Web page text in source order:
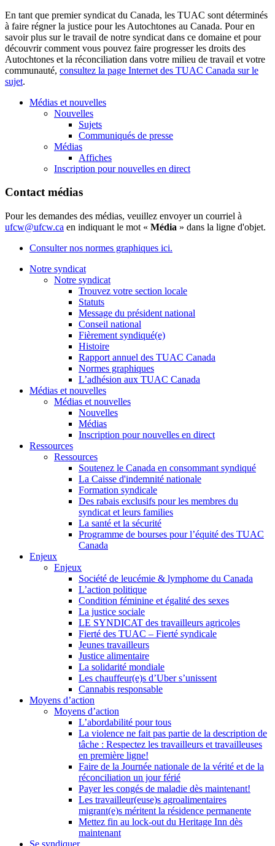
En tant que premier syndicat du Canada, les TUAC sont déterminés
à faire régner la justice pour les Autochtones au Canada. Pour en
savoir plus sur le travail de notre syndicat dans ce domaine et pour
découvrir comment vous pouvez faire progresser les droits des
Autochtones et la réconciliation dans votre milieu de travail et votre
communauté, consultez la page Internet des TUAC Canada sur le
sujet.
Médias et nouvelles
Nouvelles
Sujets
Communiqués de presse
Médias
Affiches
Inscription pour nouvelles en direct
Contact médias
Pour les demandes des médias, veuillez envoyer un courriel à
ufcw@ufcw.ca en indiquant le mot « Média » dans la ligne d'objet.
Consulter nos normes graphiques ici.
Notre syndicat
Notre syndicat
Trouvez votre section locale
Statuts
Message du président national
Conseil national
Fièrement syndiqué(e)
Histoire
Rapport annuel des TUAC Canada
Normes graphiques
L’adhésion aux TUAC Canada
Médias et nouvelles
Médias et nouvelles
Nouvelles
Médias
Inscription pour nouvelles en direct
Ressources
Ressources
Soutenez le Canada en consommant syndiqué
La Caisse d'indemnité nationale
Formation syndicale
Des rabais exclusifs pour les membres du
syndicat et leurs families
La santé et la sécurité
Programme de bourses pour l’équité des TUAC
Canada
Enjeux
Enjeux
Société de leucémie & lymphome du Canada
L’action politique
Condition féminine et égalité des sexes
La justice sociale
LE SYNDICAT des travailleurs agricoles
Fierté des TUAC – Fierté syndicale
Jeunes travailleurs
Justice alimentaire
La solidarité mondiale
Les chauffeur(e)s d’Uber s’unissent
Cannabis responsable
Moyens d’action
Moyens d’action
L’abordabilité pour tous
La violence ne fait pas partie de la description de
tâche : Respectez les travailleurs et travailleuses
en première ligne!
Faire de la Journée nationale de la vérité et de la
réconciliation un jour férié
Payer les congés de maladie dès maintenant!
Les travailleur(euse)s agroalimentaires
migrant(e)s méritent la résidence permanente
Mettez fin au lock-out du Heritage Inn dès
maintenant